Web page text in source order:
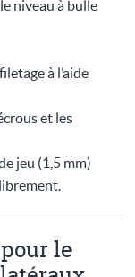
niveau à bulle
à l’aide
et les
jeu (1,5 mm)
le